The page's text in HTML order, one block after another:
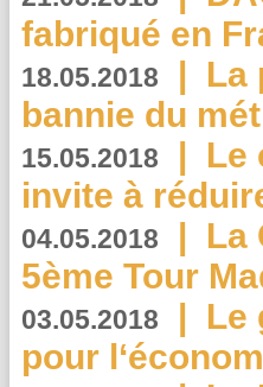
fabriqué en
18.05.2018 | La
bannie du
15.05.2018 | Le
invite à
04.05.2018 | La
5ème Tour
03.05.2018 | Le
pour